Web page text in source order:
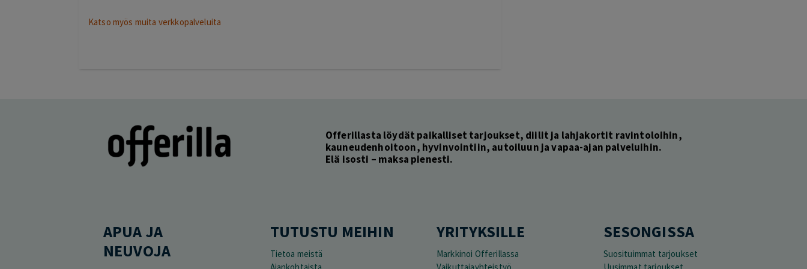
Katso myös muita verkkopalveluita
Offerillasta löydät paikalliset tarjoukset, diilit ja lahjakortit ravintoloihin,
kauneudenhoitoon, hyvinvointiin, autoiluun ja vapaa-ajan palveluihin.
Elä isosti – maksa pienesti.
APUA JA
NEUVOJA
TUTUSTU MEIHIN
Tietoa meistä
YRITYKSILLE
Markkinoi Offerillassa
SESONGISSA
Suosituimmat tarjoukset